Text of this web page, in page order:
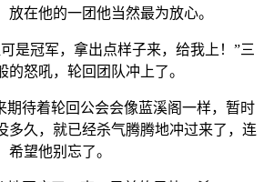
放在他的一团他当然最为放心。
是冠军，拿出点样子来，给我上！”三
怒吼，轮回团队冲上了。
期待着轮回公会会像蓝溪阁一样，暂时
多久，就已经杀气腾腾地冲过来了，连
望他别忘了。